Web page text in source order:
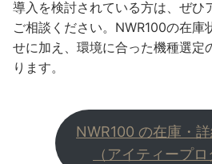
導入を検討されている方は、ぜひ
ご相談ください。NWR100の在庫
せに加え、環境に合った機種選定
ります。
NWR100 の在庫・
（アイティープロ